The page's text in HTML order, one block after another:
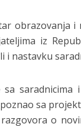
obrazovanja
iz
i nastavku
sa
o